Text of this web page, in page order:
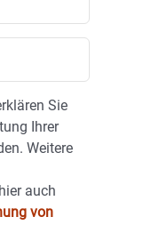
Sie
Ihrer
Weitere
auch
von